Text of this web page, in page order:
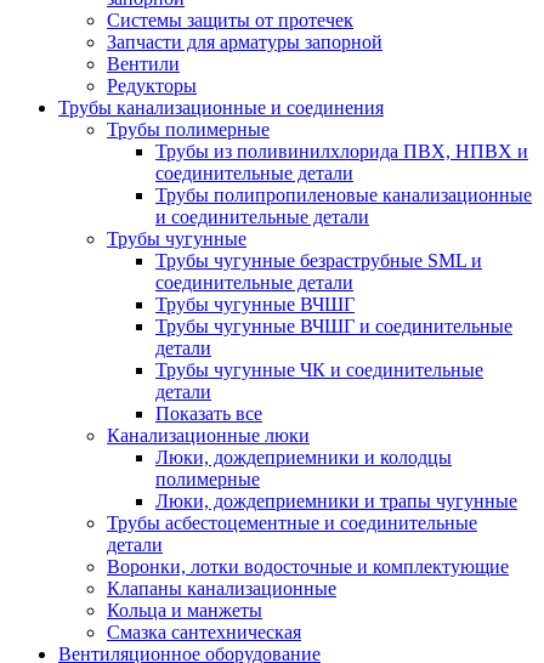
Системы защиты от протечек
Запчасти для арматуры запорной
Вентили
Редукторы
Трубы канализационные и соединения
Трубы полимерные
Трубы из поливинилхлорида ПВХ, НПВХ и
соединительные детали
Трубы полипропиленовые канализационные
и соединительные детали
Трубы чугунные
Трубы чугунные безраструбные SML и
соединительные детали
Трубы чугунные ВЧШГ
Трубы чугунные ВЧШГ и соединительные
детали
Трубы чугунные ЧК и соединительные
детали
Показать все
Канализационные люки
Люки, дождеприемники и колодцы
полимерные
Люки, дождеприемники и трапы чугунные
Трубы асбестоцементные и соединительные
детали
Воронки, лотки водосточные и комплектующие
Клапаны канализационные
Кольца и манжеты
Смазка сантехническая
Вентиляционное оборудование